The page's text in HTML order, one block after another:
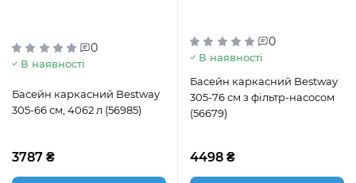
0
В наявності
Басейн каркасний Bestway
305-66 см, 4062 л (56985)
3787 ₴
0
В наявності
Басейн каркасний Bestway
305-76 см з фільтр-насосом
(56679)
4498 ₴